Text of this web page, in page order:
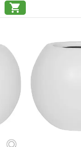
shopping_cart